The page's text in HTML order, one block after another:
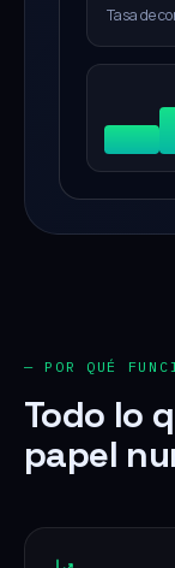
Tasa de
— POR QUÉ
Todo lo
papel